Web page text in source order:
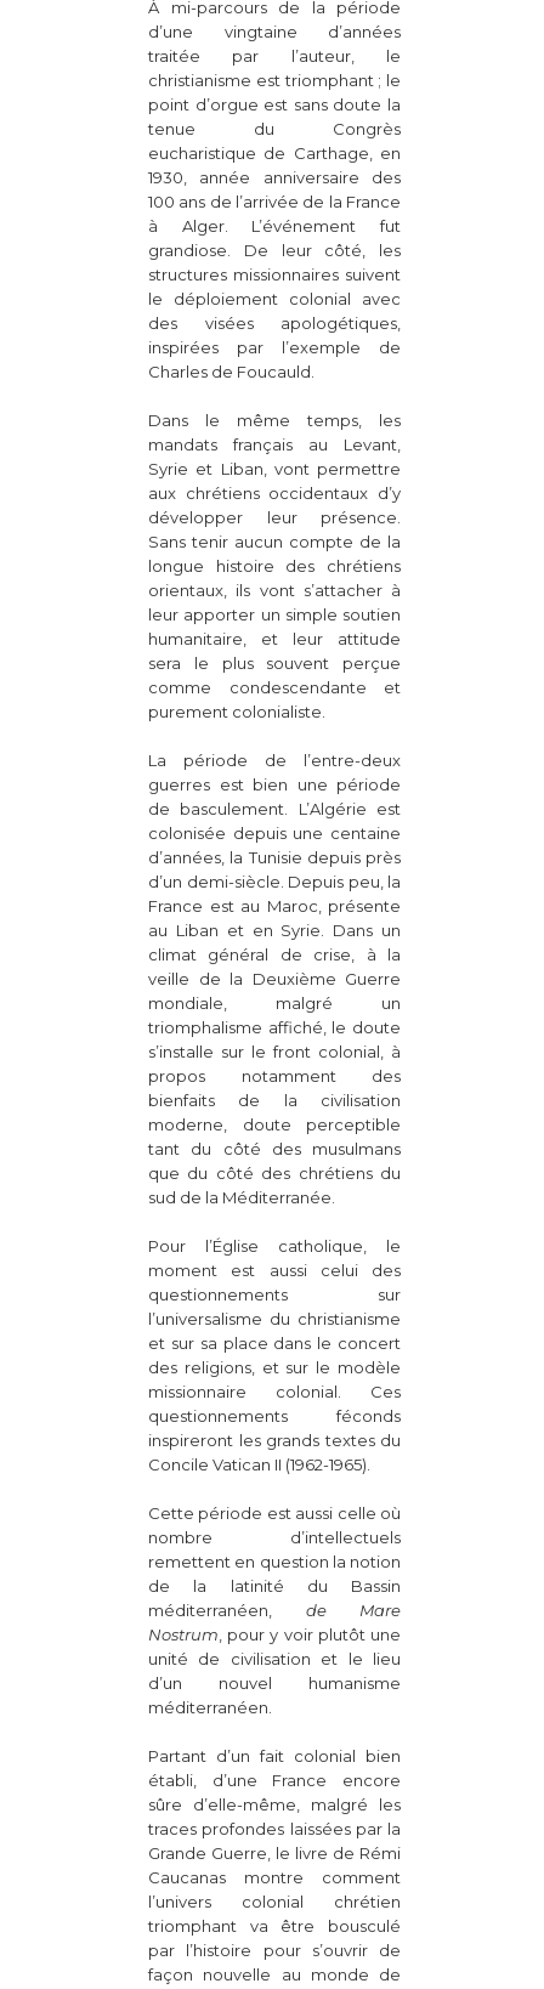
À mi-parcours de la période
d’une vingtaine d’années
traitée par l’auteur, le
christianisme est triomphant ; le
point d’orgue est sans doute la
tenue du Congrès
eucharistique de Carthage, en
1930, année anniversaire des
100 ans de l’arrivée de la France
à Alger. L’événement fut
grandiose. De leur côté, les
structures missionnaires suivent
le déploiement colonial avec
des visées apologétiques,
inspirées par l’exemple de
Charles de Foucauld.
Dans le même temps, les
mandats français au Levant,
Syrie et Liban, vont permettre
aux chrétiens occidentaux d’y
développer leur présence.
Sans tenir aucun compte de la
longue histoire des chrétiens
orientaux, ils vont s’attacher à
leur apporter un simple soutien
humanitaire, et leur attitude
sera le plus souvent perçue
comme condescendante et
purement colonialiste.
La période de l’entre-deux
guerres est bien une période
de basculement. L’Algérie est
colonisée depuis une centaine
d’années, la Tunisie depuis près
d’un demi-siècle. Depuis peu, la
France est au Maroc, présente
au Liban et en Syrie. Dans un
climat général de crise, à la
veille de la Deuxième Guerre
mondiale, malgré un
triomphalisme affiché, le doute
s’installe sur le front colonial, à
propos notamment des
bienfaits de la civilisation
moderne, doute perceptible
tant du côté des musulmans
que du côté des chrétiens du
sud de la Méditerranée.
Pour l’Église catholique, le
moment est aussi celui des
questionnements sur
l’universalisme du christianisme
et sur sa place dans le concert
des religions, et sur le modèle
missionnaire colonial. Ces
questionnements féconds
inspireront les grands textes du
Concile Vatican II (1962-1965).
Cette période est aussi celle où
nombre d’intellectuels
remettent en question la notion
de la latinité du Bassin
méditerranéen, de Mare
Nostrum, pour y voir plutôt une
unité de civilisation et le lieu
d’un nouvel humanisme
méditerranéen.
Partant d’un fait colonial bien
établi, d’une France encore
sûre d’elle-même, malgré les
traces profondes laissées par la
Grande Guerre, le livre de Rémi
Caucanas montre comment
l’univers colonial chrétien
triomphant va être bousculé
par l’histoire pour s’ouvrir de
façon nouvelle au monde de